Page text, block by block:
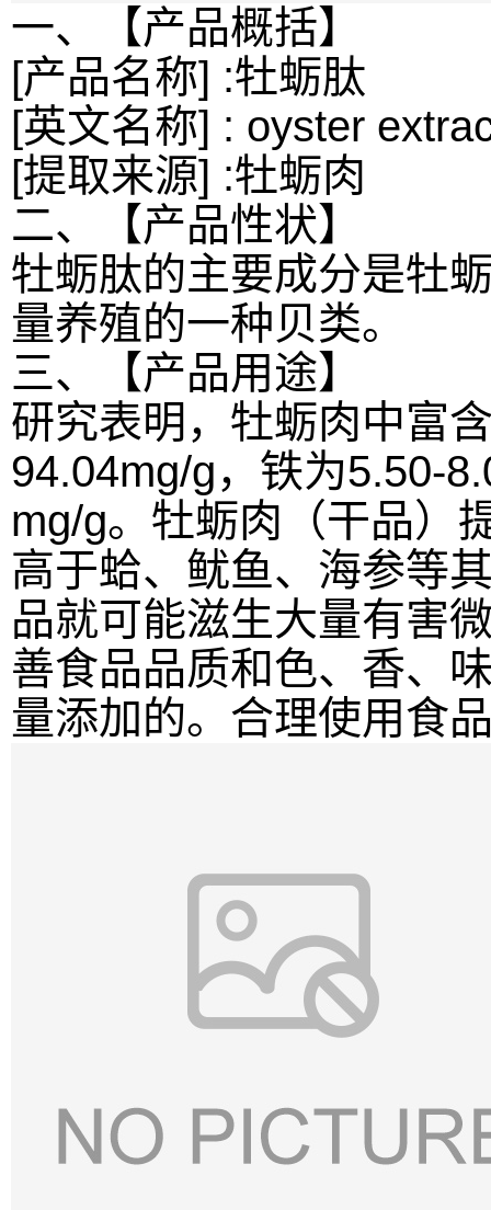
一、【产品概括】
[产品名称] :牡蛎肽
[英文名称] : oyster
[提取来源] :牡蛎肉
二、【产品性状】
牡蛎肽的主要成分是牡
量养殖的一种贝类。
三、【产品用途】
研究表明，牡蛎肉中富
94.04mg/g，铁为5.50-
mg/g。牡蛎肉（干品）
高于蛤、鱿鱼、海参等
品就可能滋生大量有害
善食品品质和色、香、
量添加的。合理使用食